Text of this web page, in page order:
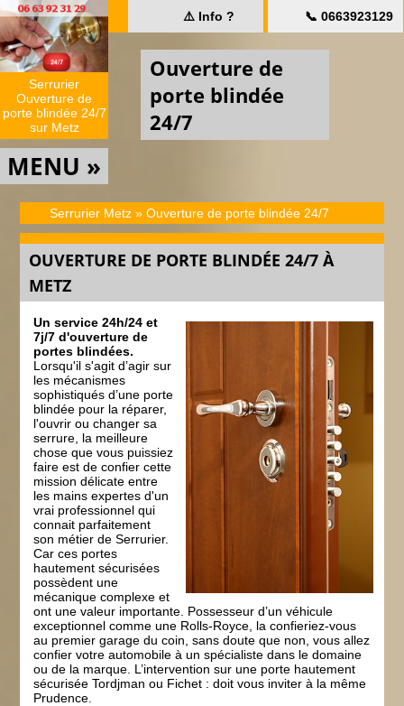
Serrurier
Ouverture de
porte blindée 24/7
sur Metz
Ouverture de
porte blindée
24/7
⚠️ Info ? 📞 0663923129
MENU »
Serrurier Metz »Ouverture de porte blindée 24/7
OUVERTURE DE PORTE BLINDÉE 24/7 À
METZ
Un service 24h/24 et
7j/7 d'ouverture de
portes blindées.
Lorsqu'il s'agit d’agir sur
les mécanismes
sophistiqués d’une porte
blindée pour la réparer,
l'ouvrir ou changer sa
serrure, la meilleure
chose que vous puissiez
faire est de confier cette
mission délicate entre
les mains expertes d'un
vrai professionnel qui
connait parfaitement
son métier de Serrurier.
Car ces portes
hautement sécurisées
possèdent une
mécanique complexe et
ont une valeur importante. Possesseur d’un véhicule
exceptionnel comme une Rolls-Royce, la confieriez-vous
au premier garage du coin, sans doute que non, vous allez
confier votre automobile à un spécialiste dans le domaine
ou de la marque. L’intervention sur une porte hautement
sécurisée Tordjman ou Fichet : doit vous inviter à la même
Prudence.